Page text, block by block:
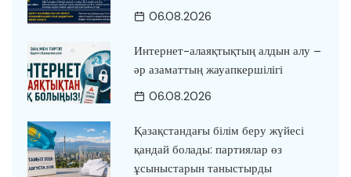
06.08.2026
Интернет-алаяқтықтың алдын алу –
әр азаматтың жауапкершілігі
06.08.2026
Қазақстандағы білім беру жүйесі
қандай болады: партиялар өз
ұсыныстарын таныстырды